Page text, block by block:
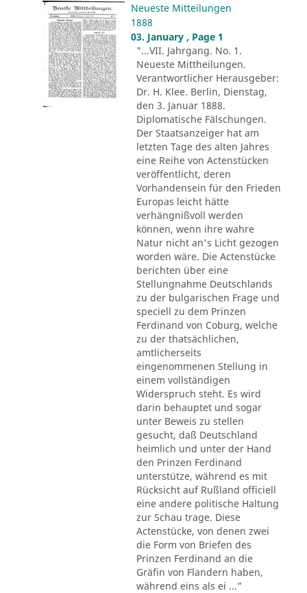
Neueste Mitteilungen
1888
03. January , Page 1
"...VII. Jahrgang. No. 1.
Neueste Mittheilungen.
Verantwortlicher Herausgeber:
Dr. H. Klee. Berlin, Dienstag,
den 3. Januar 1888.
Diplomatische Fälschungen.
Der Staatsanzeiger hat am
letzten Tage des alten Jahres
eine Reihe von Actenstücken
veröffentlicht, deren
Vorhandensein für den Frieden
Europas leicht hätte
verhängnißvoll werden
können, wenn ihre wahre
Natur nicht an's Licht gezogen
worden wäre. Die Actenstücke
berichten über eine
Stellungnahme Deutschlands
zu der bulgarischen Frage und
speciell zu dem Prinzen
Ferdinand von Coburg, welche
zu der thatsächlichen,
amtlicherseits
eingenommenen Stellung in
einem vollständigen
Widerspruch steht. Es wird
darin behauptet und sogar
unter Beweis zu stellen
gesucht, daß Deutschland
heimlich und unter der Hand
den Prinzen Ferdinand
unterstütze, während es mit
Rücksicht auf Rußland officiell
eine andere politische Haltung
zur Schau trage. Diese
Actenstücke, von denen zwei
die Form von Briefen des
Prinzen Ferdinand an die
Gräfin von Flandern haben,
während eins als ei ..."